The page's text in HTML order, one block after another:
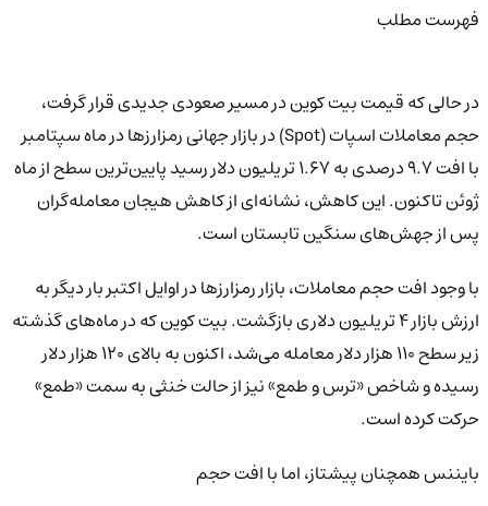
فهرست مطلب
در حالی که قیمت بیت کوین در مسیر صعودی جدیدی قرار گرفت،
حجم معاملات اسپات (Spot) در بازار جهانی رمزارزها در ماه سپتامبر
با افت ۹.۷ درصدی به ۱.۶۷ تریلیون دلار رسید پایین‌ترین سطح از ماه
ژوئن تاکنون. این کاهش، نشانه‌ای از کاهش هیجان معامله‌گران
پس از جهش‌های سنگین تابستان است.
با وجود افت حجم معاملات، بازار رمزارزها در اوایل اکتبر بار دیگر به
ارزش بازار ۴ تریلیون دلاری بازگشت. بیت کوین که در ماه‌های گذشته
زیر سطح ۱۱۰ هزار دلار معامله می‌شد، اکنون به بالای ۱۲۰ هزار دلار
رسیده و شاخص «ترس و طمع» نیز از حالت خنثی به سمت «طمع»
حرکت کرده است.
بایننس همچنان پیشتاز، اما با افت حجم